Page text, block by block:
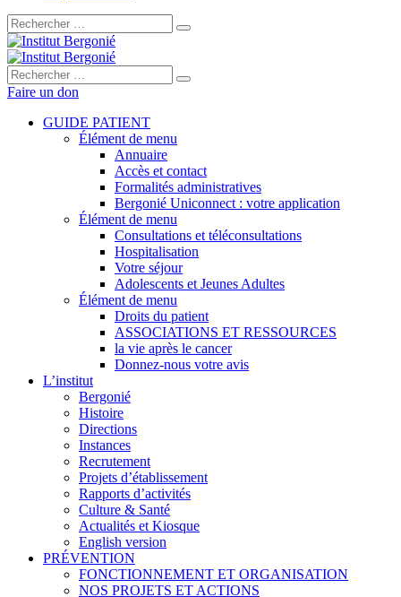
Rechercher :
Rechercher :
Faire un don
GUIDE PATIENT
Élément de menu
Annuaire
Accès et contact
Formalités administratives
Bergonié Uniconnect : votre application
Élément de menu
Consultations et téléconsultations
Hospitalisation
Votre séjour
Adolescents et Jeunes Adultes
Élément de menu
Droits du patient
ASSOCIATIONS ET RESSOURCES
la vie après le cancer
Donnez-nous votre avis
L’institut
Bergonié
Histoire
Directions
Instances
Recrutement
Projets d’établissement
Rapports d’activités
Culture & Santé
Actualités et Kiosque
English version
PRÉVENTION
FONCTIONNEMENT ET ORGANISATION
NOS PROJETS ET ACTIONS